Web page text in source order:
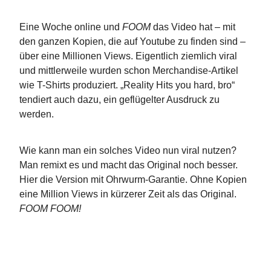
Eine Woche online und FOOMdas Video hat – mit
den ganzen Kopien, die auf Youtube zu finden sind –
über eine Millionen Views. Eigentlich ziemlich viral
und mittlerweile wurden schon Merchandise-Artikel
wie T-Shirts produziert. „Reality Hits you hard, bro“
tendiert auch dazu, ein geflügelter Ausdruck zu
werden.
Wie kann man ein solches Video nun viral nutzen?
Man remixt es und macht das Original noch besser.
Hier die Version mit Ohrwurm-Garantie. Ohne Kopien
eine Million Views in kürzerer Zeit als das Original.
FOOM FOOM!